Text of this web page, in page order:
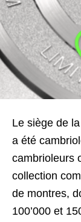
Le siège de
a été
cambrioleurs
collection
de montres,
100’000 et